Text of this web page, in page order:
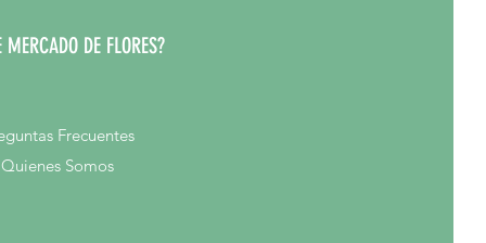
MERCADO DE FLORES?
Frecuentes
Quienes Somos